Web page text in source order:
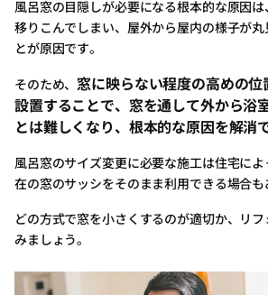
風呂窓の目隠しが必要になる根本的な原因
移りこんでしまい、屋外から屋内の様子が
とが原因です。
そのため、窓に映らない程度の高めの
設置することで、窓を通して外から浴
とは難しくなり、根本的な原因を解消
風呂窓のサイズ変更に必要な施工は住宅に
在の窓のサッシをそのまま利用できる場合も
どの方式で窓を小さくするのが適切か、リ
みましょう。